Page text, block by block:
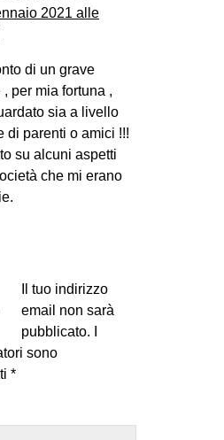
2021 alle
di un grave
per mia fortuna ,
sia a livello
di parenti o amici !!!
su alcuni aspetti
che mi erano
Il tuo indirizzo
email non sarà
pubblicato.
sono
*